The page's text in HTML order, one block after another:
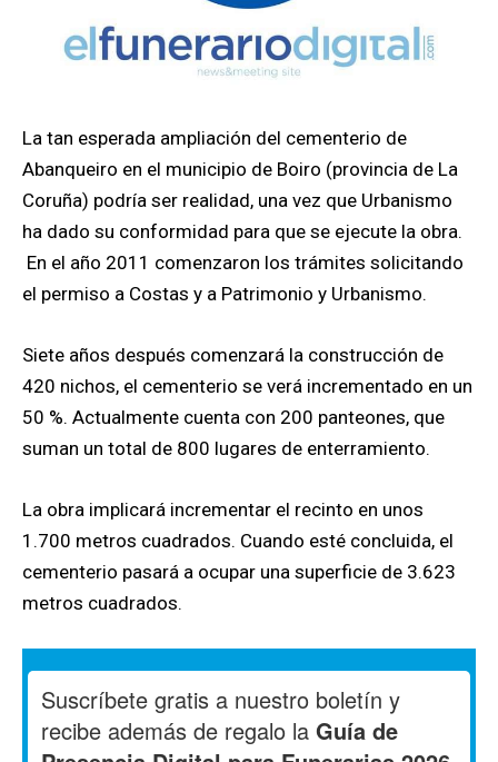
La tan esperada ampliación del cementerio de
Abanqueiro en el municipio de Boiro (provincia de La
Coruña) podría ser realidad, una vez que Urbanismo
ha dado su conformidad para que se ejecute la obra.
En el año 2011 comenzaron los trámites solicitando
el permiso a Costas y a Patrimonio y Urbanismo.
Siete años después comenzará la construcción de
420 nichos, el cementerio se verá incrementado en un
50 %. Actualmente cuenta con 200 panteones, que
suman un total de 800 lugares de enterramiento.
La obra implicará incrementar el recinto en unos
1.700 metros cuadrados. Cuando esté concluida, el
cementerio pasará a ocupar una superficie de 3.623
metros cuadrados.